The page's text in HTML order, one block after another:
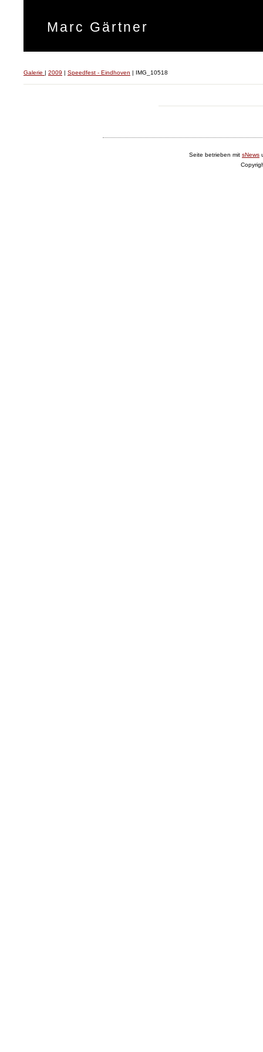
Marc Gärtner
Galerie | 2009 | Speedfest - Eindhoven | IMG_10518
Seite betrieben mit sNews